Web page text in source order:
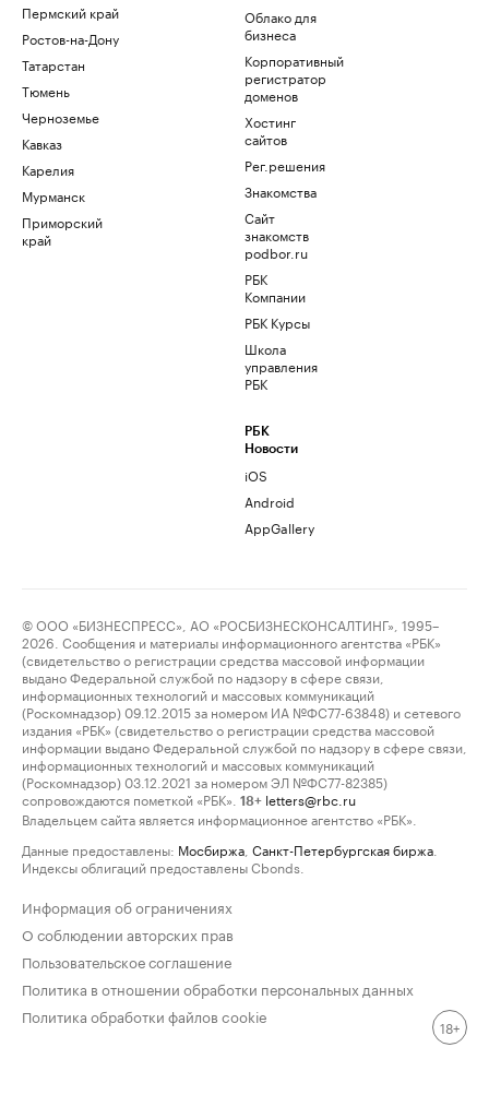
Пермский край
Ростов-на-Дону
Татарстан
Тюмень
Черноземье
Кавказ
Карелия
Мурманск
Приморский
край
Облако для
бизнеса
Корпоративный
регистратор
доменов
Хостинг
сайтов
Рег.решения
Знакомства
Сайт
знакомств
podbor.ru
РБК
Компании
РБК Курсы
Школа
управления
РБК
РБК
Новости
iOS
Android
AppGallery
© ООО «БИЗНЕСПРЕСС», АО «РОСБИЗНЕСКОНСАЛТИНГ», 1995–
2026. Сообщения и материалы информационного агентства «РБК»
(свидетельство о регистрации средства массовой информации
выдано Федеральной службой по надзору в сфере связи,
информационных технологий и массовых коммуникаций
(Роскомнадзор) 09.12.2015 за номером ИА №ФС77-63848) и сетевого
издания «РБК» (свидетельство о регистрации средства массовой
информации выдано Федеральной службой по надзору в сфере связи,
информационных технологий и массовых коммуникаций
(Роскомнадзор) 03.12.2021 за номером ЭЛ №ФС77-82385)
сопровождаются пометкой «РБК».
18+ letters@rbc.ru
Владельцем сайта является информационное агентство «РБК».
Данные предоставлены: Мосбиржа Санкт-Петербургская биржа
Индексы облигаций предоставлены Cbonds.
Информация об ограничениях
О соблюдении авторских прав
Пользовательское соглашение
Политика в отношении обработки персональных данных
Политика обработки файлов cookie
18+